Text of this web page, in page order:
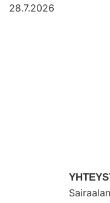
28.7.2026